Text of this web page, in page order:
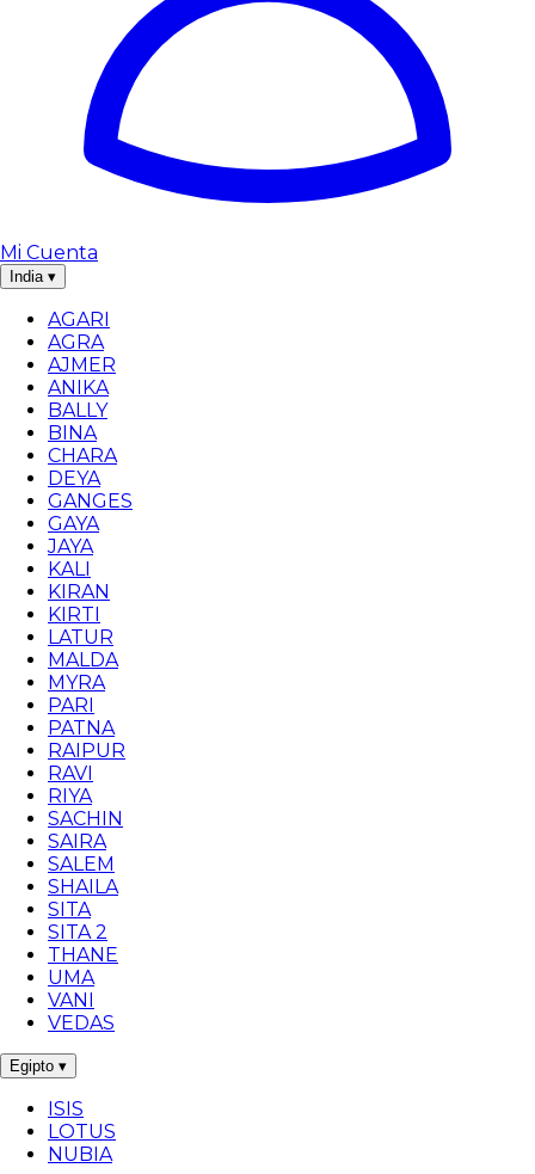
Mi Cuenta
India ▾
AGARI
AGRA
AJMER
ANIKA
BALLY
BINA
CHARA
DEYA
GANGES
GAYA
JAYA
KALI
KIRAN
KIRTI
LATUR
MALDA
MYRA
PARI
PATNA
RAIPUR
RAVI
RIYA
SACHIN
SAIRA
SALEM
SHAILA
SITA
SITA 2
THANE
UMA
VANI
VEDAS
Egipto ▾
ISIS
LOTUS
NUBIA